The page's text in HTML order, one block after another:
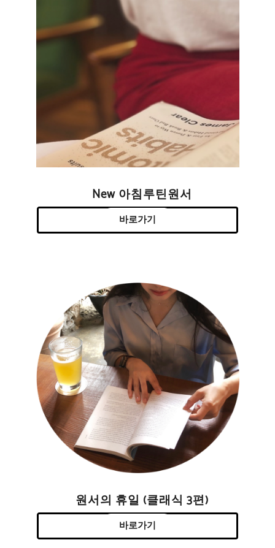
New 아침루틴원서
바로가기
원서의 휴일 (클래식 3편)
바로가기